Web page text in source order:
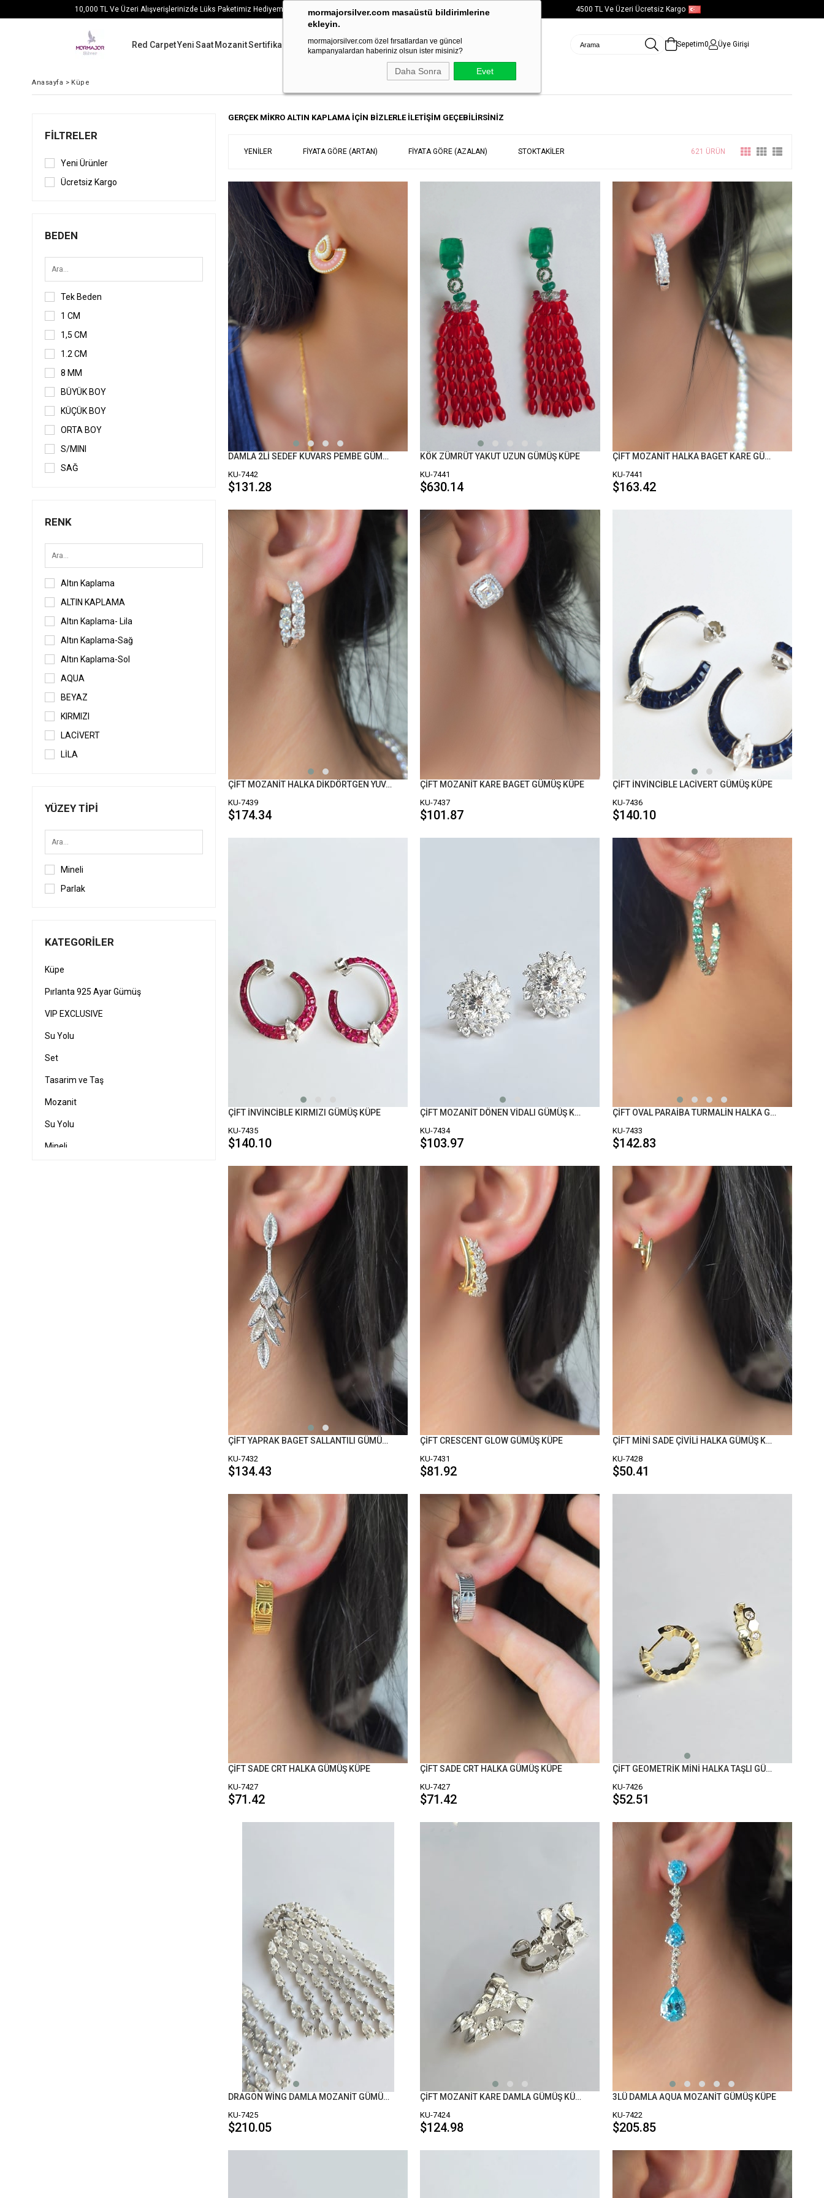
mormajorsilver.com masaüstü bildirimlerine
ekleyin.
mormajorsilver.com özel fırsatlardan ve güncel
kampanyalardan haberiniz olsun ister misiniz?
Daha Sonra Evet
10,000 TL Ve Üzeri Alışverişlerinizde Lüks Paketimiz Hediyemizdir 4500 TL Ve Üzeri Ücretsiz Kargo
Red CarpetYeniSaatMozanitSertifikalı Su YoluVIP EXCLUSIVE Sepetim0 Üye Girişi
Anasayfa > Küpe
FILTRELER
Yeni Ürünler
Ücretsiz Kargo
BEDEN
Tek Beden
1 CM
1,5 CM
1.2 CM
8 MM
BÜYÜK BOY
KÜÇÜK BOY
ORTA BOY
S/MINI
SAĞ
RENK
Altın Kaplama
ALTIN KAPLAMA
Altın Kaplama- Lila
Altın Kaplama-Sağ
Altın Kaplama-Sol
AQUA
BEYAZ
KIRMIZI
LACİVERT
LİLA
MİNT
MOR
YÜZEY TIPI
Mineli
Parlak
KATEGORILER
Küpe
Pırlanta 925 Ayar Gümüş
VIP EXCLUSIVE
Su Yolu
Set
Tasarim ve Taş
Mozanit
Su Yolu
Mineli
GERÇEK MİKRO ALTIN KAPLAMA İÇİN BİZLERLE İLETİŞİM GEÇEBİLİRSİNİZ
YENILER FIYATA GÖRE (ARTAN) FIYATA GÖRE (AZALAN) STOKTAKILER 621 ÜRÜN
DAMLA 2Lİ SEDEF KUVARS PEMBE GÜMÜŞ KÜPE
KU-7442
$131.28
KÖK ZÜMRÜT YAKUT UZUN GÜMÜŞ KÜPE
KU-7441
$630.14
ÇİFT MOZANİT HALKA BAGET KARE GÜMÜŞ KÜPE
KU-7441
$163.42
ÇİFT MOZANİT HALKA DİKDÖRTGEN YUVARLAK GÜMÜŞ KÜPE
KU-7439
$174.34
ÇİFT MOZANİT KARE BAGET GÜMÜŞ KÜPE
KU-7437
$101.87
ÇİFT İNVİNCİBLE LACİVERT GÜMÜŞ KÜPE
KU-7436
$140.10
ÇİFT İNVİNCİBLE KIRMIZI GÜMÜŞ KÜPE
KU-7435
$140.10
ÇİFT MOZANİT DÖNEN VİDALI GÜMÜŞ KÜPE
KU-7434
$103.97
ÇİFT OVAL PARAİBA TURMALİN HALKA GÜMÜŞ KÜPE
KU-7433
$142.83
ÇİFT YAPRAK BAGET SALLANTILI GÜMÜŞ KÜPE
KU-7432
$134.43
ÇİFT CRESCENT GLOW GÜMÜŞ KÜPE
KU-7431
$81.92
ÇİFT MİNİ SADE ÇİVİLİ HALKA GÜMÜŞ KÜPE
KU-7428
$50.41
ÇİFT SADE CRT HALKA GÜMÜŞ KÜPE
KU-7427
$71.42
ÇİFT SADE CRT HALKA GÜMÜŞ KÜPE
KU-7427
$71.42
ÇİFT GEOMETRİK MİNİ HALKA TAŞLI GÜMÜŞ KÜPE
KU-7426
$52.51
DRAGON WİNG DAMLA MOZANİT GÜMÜŞ KÜPE
KU-7425
$210.05
ÇİFT MOZANİT KARE DAMLA GÜMÜŞ KÜPE
KU-7424
$124.98
3LÜ DAMLA AQUA MOZANİT GÜMÜŞ KÜPE
KU-7422
$205.85